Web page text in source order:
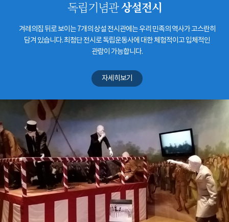
독립기념관상설전시
겨레의집 뒤로 보이는 7개의 상설 전시관에는 우리 민족의 역사가 고스란히
담겨 있습니다. 최첨단 전시로 독립운동사에 대한 체험적이고 입체적인
관람이 가능합니다.
자세히보기